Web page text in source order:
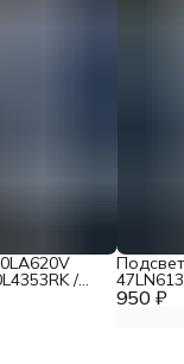
/
950 ₽